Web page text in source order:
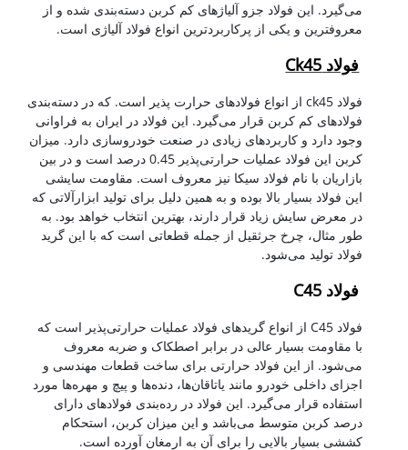
می‌گیرد. این فولاد جزو آلیاژهای کم کربن دسته‌بندی شده و از
معروفترین و یکی از پرکاربردترین انواع فولاد آلیاژی است.
فولاد Ck45
فولاد ck45 از انواع فولادهای حرارت پذیر است. که در دسته‌بندی
فولادهای کم کربن قرار می‌گیرد. این فولاد در ایران به فراوانی
وجود دارد و کاربردهای زیادی در صنعت خودروسازی دارد. میزان
کربن این فولاد عملیات حرارتی‌پذیر 0.45 درصد است و در بین
بازاریان با نام فولاد سیکا نیز معروف است. مقاومت سایشی
این فولاد بسیار بالا بوده و به همین دلیل برای تولید ابزارآلاتی که
در معرض سایش زیاد قرار دارند، بهترین انتخاب خواهد بود. به
طور مثال، چرخ جرثقیل از جمله قطعاتی است که با این گرید
فولاد تولید می‌شود.
فولاد C45
فولاد C45 از انواع گریدهای فولاد عملیات حرارتی‌پذیر است که
با مقاومت بسیار عالی در برابر اصطکاک و ضربه معروف
می‌شود. از این فولاد حرارتی برای ساخت قطعات مهندسی و
اجزای داخلی خودرو مانند یاتاقان‌ها، دنده‌ها و پیچ و مهره‌ها مورد
استفاده قرار می‌گیرد. این فولاد در رده‌بندی فولادهای دارای
درصد کربن متوسط می‌باشد و این میزان کربن، استحکام
کششی بسیار بالایی را برای آن به ارمغان آورده است.